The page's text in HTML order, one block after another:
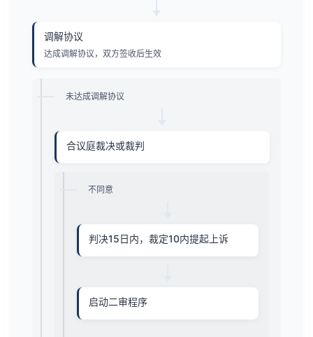
调解协议
达成调解协议，双方签收后生效
未达成调解协议
合议庭裁决或裁判
不同意
判决15日内，裁定10内提起上诉
启动二审程序